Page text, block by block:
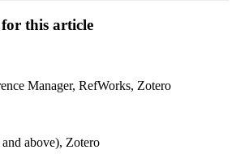
this article
Manager, RefWorks, Zotero
above), Zotero